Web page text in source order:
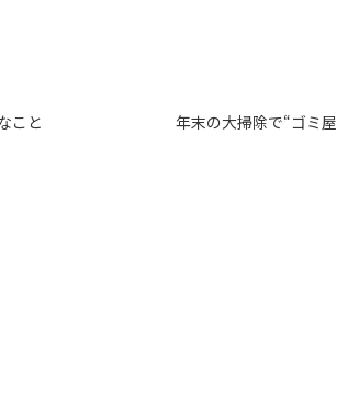
こと
年末の大掃除で“ゴミ